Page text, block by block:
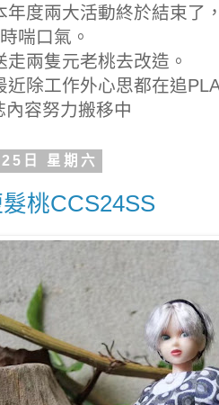
度兩大活動終於結束了
喘口氣。
兩隻元老桃去改造。
除工作外心思都在追
容努力搬移中
日 星期六
桃CCS24SS